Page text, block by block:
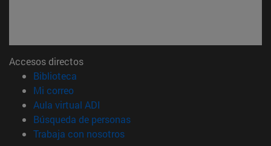
Accesos directos
Biblioteca
Mi correo(abre en nueva ventana)
Aula virtual ADI
Búsqueda de personas(abre en nueva ventana)
Trabaja con nosotros(abre en nueva ventana)